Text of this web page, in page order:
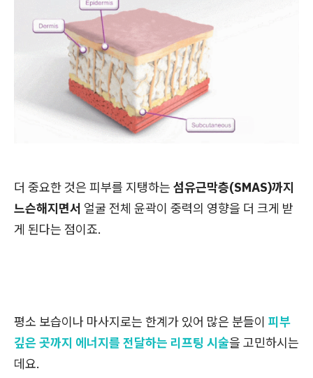
더 중요한 것은 피부를 지탱하는 섬유근막층(SMAS)까지
느슨해지면서 얼굴 전체 윤곽이 중력의 영향을 더 크게 받
게 된다는 점이죠.
평소 보습이나 마사지로는 한계가 있어 많은 분들이 피부
깊은 곳까지 에너지를 전달하는 리프팅 시술을 고민하시는
데요.